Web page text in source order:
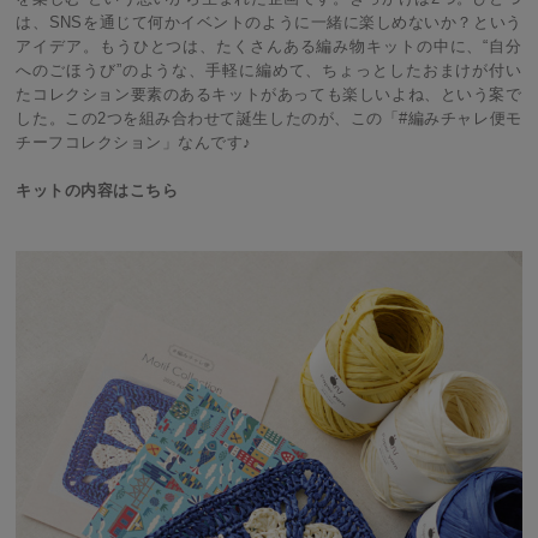
は、SNSを通じて何かイベントのように一緒に楽しめないか？という
アイデア。もうひとつは、たくさんある編み物キットの中に、“自分
へのごほうび”のような、手軽に編めて、ちょっとしたおまけが付い
たコレクション要素のあるキットがあっても楽しいよね、という案で
した。この2つを組み合わせて誕生したのが、この「#編みチャレ便モ
チーフコレクション」なんです♪
キットの内容はこちら